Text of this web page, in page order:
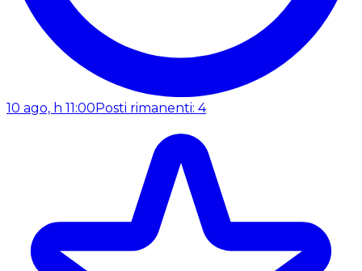
10 ago, h 11:00 Posti rimanenti: 4